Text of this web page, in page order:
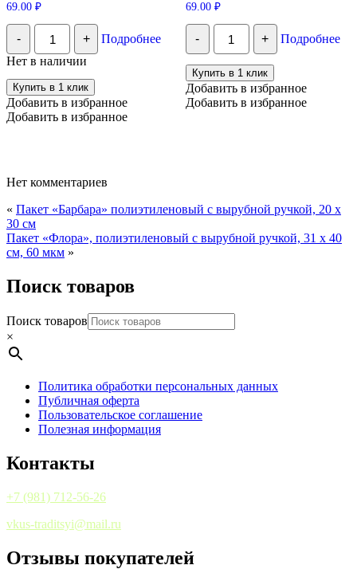
69.00 ₽
-
Количество
Топпер
"Любимой
маме"
+
Подробнее
Нет в наличии
Купить в 1 клик
Добавить в избранное
Добавить в избранное
69.00 ₽
-
Количество
Топпер
"Поздравляем"
+ Подробнее
Купить в 1 клик
Добавить в избранное
Добавить в избранное
Нет комментариев
« Пакет «Барбара» полиэтиленовый с вырубной ручкой, 20 х
30 см
Пакет «Флора», полиэтиленовый с вырубной ручкой, 31 х 40
см, 60 мкм »
Поиск товаров
Поиск товаров
×
Политика обработки персональных данных
Публичная оферта
Пользовательское соглашение
Полезная информация
Контакты
+7 (981) 712-56-26
vkus-traditsyi@mail.ru
Отзывы покупателей